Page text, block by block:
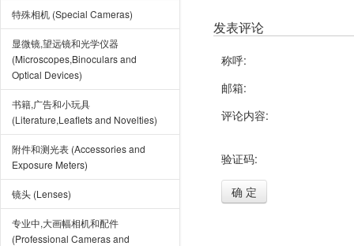
特殊相机 (Special Cameras)
显微镜,望远镜和光学仪器
(Microscopes,Binoculars and
Optical Devices)
书籍,广告和小玩具
(Literature,Leaflets and Novelties)
附件和测光表 (Accessories and
Exposure Meters)
镜头 (Lenses)
专业中,大画幅相机和配件
(Professional Cameras and
发表评论
称呼:
邮箱:
评论内容:
验证码:
确 定